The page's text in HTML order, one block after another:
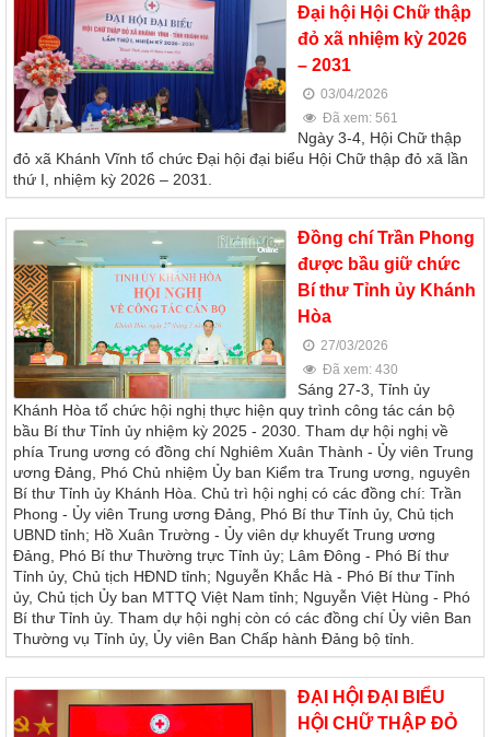
Đại hội Hội Chữ thập
đỏ xã nhiệm kỳ 2026
– 2031
03/04/2026
Đã xem: 561
Ngày 3-4, Hội Chữ thập
đỏ xã Khánh Vĩnh tổ chức Đại hội đại biểu Hội Chữ thập đỏ xã lần
thứ I, nhiệm kỳ 2026 – 2031.
Đồng chí Trần Phong
được bầu giữ chức
Bí thư Tỉnh ủy Khánh
Hòa
27/03/2026
Đã xem: 430
Sáng 27-3, Tỉnh ủy
Khánh Hòa tổ chức hội nghị thực hiện quy trình công tác cán bộ
bầu Bí thư Tỉnh ủy nhiệm kỳ 2025 - 2030. Tham dự hội nghị về
phía Trung ương có đồng chí Nghiêm Xuân Thành - Ủy viên Trung
ương Đảng, Phó Chủ nhiệm Ủy ban Kiểm tra Trung ương, nguyên
Bí thư Tỉnh ủy Khánh Hòa. Chủ trì hội nghị có các đồng chí: Trần
Phong - Ủy viên Trung ương Đảng, Phó Bí thư Tỉnh ủy, Chủ tịch
UBND tỉnh; Hồ Xuân Trường - Ủy viên dự khuyết Trung ương
Đảng, Phó Bí thư Thường trực Tỉnh ủy; Lâm Đông - Phó Bí thư
Tỉnh ủy, Chủ tịch HĐND tỉnh; Nguyễn Khắc Hà - Phó Bí thư Tỉnh
ủy, Chủ tịch Ủy ban MTTQ Việt Nam tỉnh; Nguyễn Việt Hùng - Phó
Bí thư Tỉnh ủy. Tham dự hội nghị còn có các đồng chí Ủy viên Ban
Thường vụ Tỉnh ủy, Ủy viên Ban Chấp hành Đảng bộ tỉnh.
ĐẠI HỘI ĐẠI BIỂU
HỘI CHỮ THẬP ĐỎ